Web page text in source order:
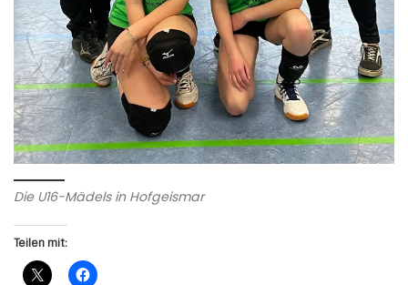
Die U16-Mädels in Hofgeismar
Teilen mit: